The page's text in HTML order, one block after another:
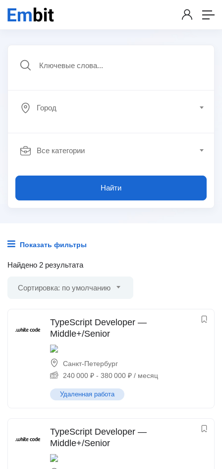
Город
Все категории
Найти
Показать фильтры
Найдено 2 результата
Сортировка: по умолчанию
TypeScript Developer —
Middle+/Senior
Санкт-Петербург
240 000 ₽ - 380 000 ₽ / месяц
Удаленная работа
TypeScript Developer —
Middle+/Senior